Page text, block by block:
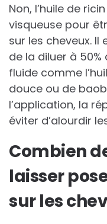
Non, l’huile de
visqueuse pour
sur les cheveux.
de la diluer à
fluide comme
douce ou de
l’application, la
éviter d’alourdir
Combien
laisser
sur les